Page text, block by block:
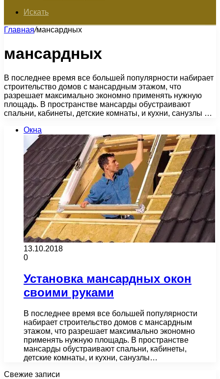
Искать
Главная/мансардных
мансардных
В последнее время все большей популярности набирает
строительство домов с мансардным этажом, что
разрешает максимально экономно применять нужную
площадь. В пространстве мансарды обустраивают
спальни, кабинеты, детские комнаты, и кухни, санузлы …
Окна
13.10.2018
0
Установка мансардных окон
своими руками
В последнее время все большей популярности
набирает строительство домов с мансардным
этажом, что разрешает максимально экономно
применять нужную площадь. В пространстве
мансарды обустраивают спальни, кабинеты,
детские комнаты, и кухни, санузлы…
Свежие записи